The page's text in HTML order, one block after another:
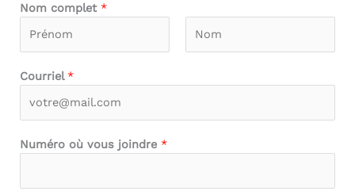
Nom complet *
iCourriel *
Numéro où vous joindre *